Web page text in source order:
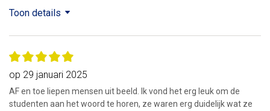
Toon details
op 29 januari 2025
AF en toe liepen mensen uit beeld. Ik vond het erg leuk om de
studenten aan het woord te horen, ze waren erg duidelijk wat ze